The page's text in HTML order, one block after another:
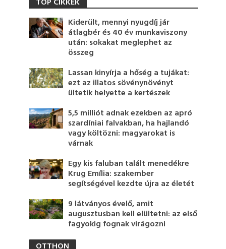
Kiderült, mennyi nyugdíj jár
átlagbér és 40 év munkaviszony
után: sokakat meglephet az
összeg
Lassan kinyírja a hőség a tujákat:
ezt az illatos sövénynövényt
ültetik helyette a kertészek
5,5 milliót adnak ezekben az apró
szardíniai falvakban, ha hajlandó
vagy költözni: magyarokat is
várnak
Egy kis faluban talált menedékre
Krug Emília: szakember
segítségével kezdte újra az életét
9 látványos évelő, amit
augusztusban kell elültetni: az első
fagyokig fognak virágozni